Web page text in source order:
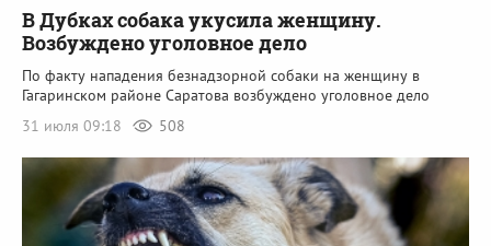
В Дубках собака укусила женщину.
Возбуждено уголовное дело
По факту нападения безнадзорной собаки на женщину в
Гагаринском районе Саратова возбуждено уголовное дело
31 июля 09:18
508